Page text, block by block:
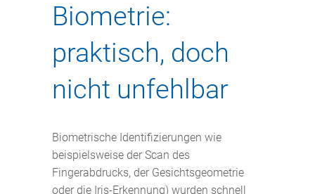
Biometrie:
praktisch, doch
nicht unfehlbar
Biometrische Identifizierungen wie
beispielsweise der Scan des
Fingerabdrucks, der Gesichtsgeometrie
oder die Iris-Erkennung) wurden schnell